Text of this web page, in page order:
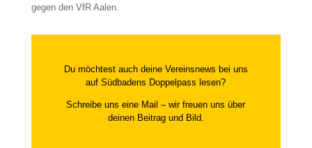
gegen den VfR Aalen.
Du möchtest auch deine Vereinsnews bei uns
auf Südbadens Doppelpass lesen?
Schreibe uns eine Mail – wir freuen uns über
deinen Beitrag und Bild.